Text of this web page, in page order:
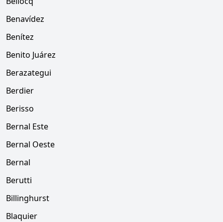
Benavídez
Benítez
Benito Juárez
Berazategui
Berdier
Berisso
Bernal Este
Bernal Oeste
Bernal
Berutti
Billinghurst
Blaquier